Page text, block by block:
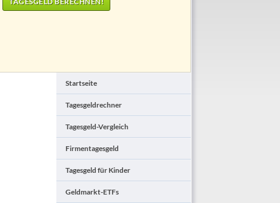
Startseite
Tagesgeldrechner
Tagesgeld-Vergleich
Firmentagesgeld
Tagesgeld für Kinder
Geldmarkt-ETFs